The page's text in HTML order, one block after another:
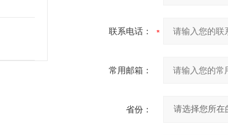
联系电话：
常用邮箱：
省份：